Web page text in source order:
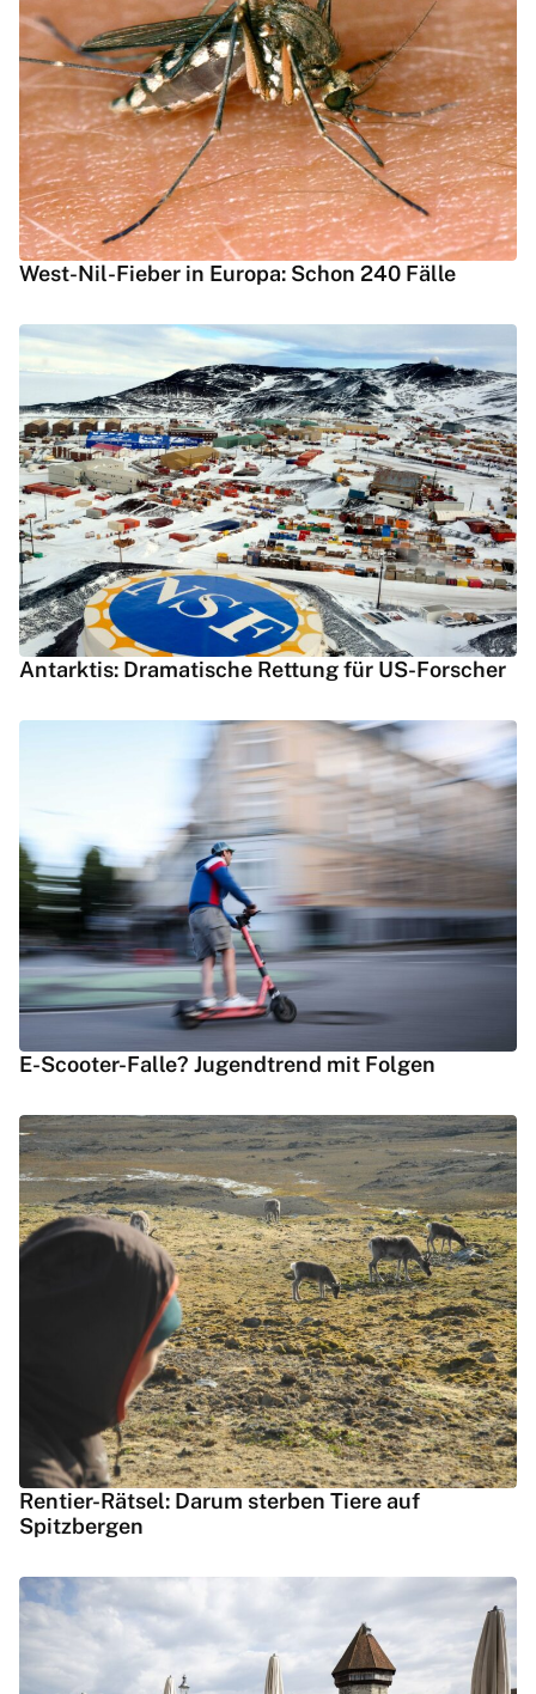
West-Nil-Fieber in Europa: Schon 240 Fälle
Antarktis: Dramatische Rettung für US-Forscher
E-Scooter-Falle? Jugendtrend mit Folgen
Rentier-Rätsel: Darum sterben Tiere auf
Spitzbergen